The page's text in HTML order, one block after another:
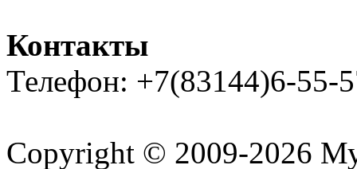
Контакты
Телефон: +7(83144)6-55-
Copyright © 2009-2026